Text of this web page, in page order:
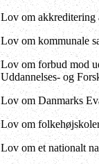
Lov om akkreditering
Lov om kommunale
Lov om forbud mod
Uddannelses- og
Lov om Danmarks
Lov om
Lov om et nationalt